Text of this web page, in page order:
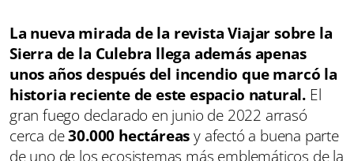
La nueva mirada de la revista Viajar sobre la
Sierra de la Culebra llega además apenas
unos años después del incendio que marcó la
historia reciente de este espacio natural. El
gran fuego declarado en junio de 2022 arrasó
cerca de30.000 hectáreasy afectó a buena parte
de uno de los ecosistemas más emblemáticos de la